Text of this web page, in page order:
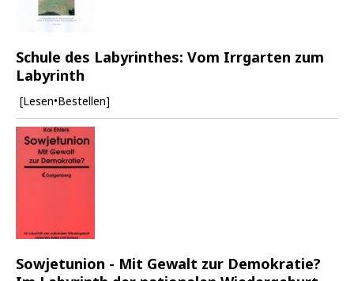
Schule des Labyrinthes: Vom Irrgarten zum
Labyrinth
[Lesen•Bestellen]
Sowjetunion - Mit Gewalt zur Demokratie?